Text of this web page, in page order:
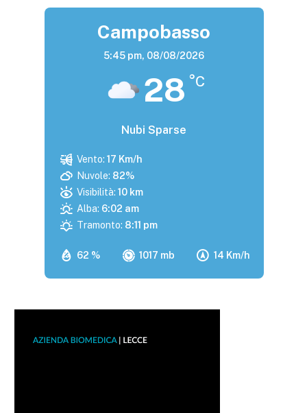
Campobasso
5:45 pm, 08/08/2026
28 °C
Nubi Sparse
62 % 1017 mb 14 Km/h
Vento: 17 Km/h
Nuvole: 82%
Visibilità: 10 km
Alba: 6:02 am
Tramonto: 8:11 pm